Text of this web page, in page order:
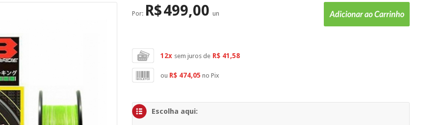
Por: R$499,00 un
12x sem juros de R$ 41,58
ou R$ 474,05 no Pix
Escolha aqui: